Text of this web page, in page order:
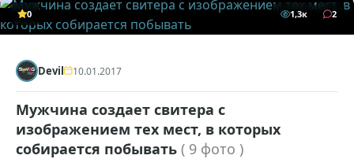
0 1,3к 2
Devil 10.01.2017
Мужчина создает свитера с
изображением тех мест, в которых
собирается побывать ( 9 фото )